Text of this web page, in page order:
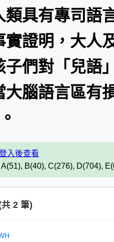
類具有專司語
實證明，大人
子們對「兒語
大腦語言區有
入後查看
A(51), B(40), C(276), D(704),
2 筆)